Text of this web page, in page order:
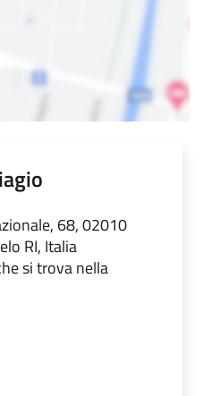
68, 02010
RI, Italia
si trova nella